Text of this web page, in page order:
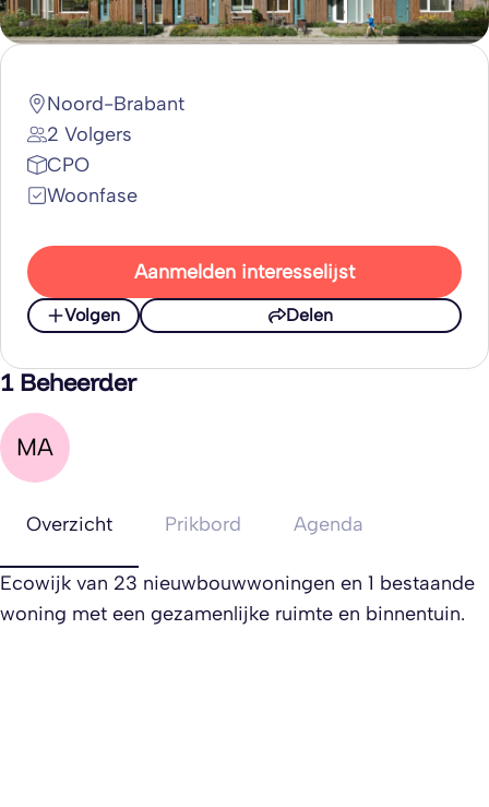
Noord-Brabant
2 Volgers
CPO
Woonfase
Aanmelden interesselijst
Volgen Delen
1 Beheerder
MA
Overzicht Prikbord Agenda
Ecowijk van 23 nieuwbouwwoningen en 1 bestaande
woning met een gezamenlijke ruimte en binnentuin.